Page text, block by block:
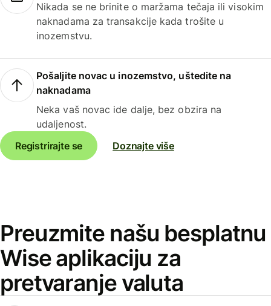
Nikada se ne brinite o maržama tečaja ili visokim
naknadama za transakcije kada trošite u
inozemstvu.
Pošaljite novac u inozemstvo, uštedite na
naknadama
Neka vaš novac ide dalje, bez obzira na
udaljenost.
Registrirajte se
Doznajte više
Preuzmite našu besplatnu
Wise aplikaciju za
pretvaranje valuta